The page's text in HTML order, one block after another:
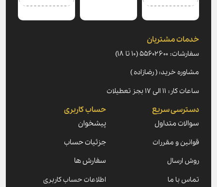
خدمات مشتریان
سفارشات: ۵۵۶۰۲۶۰۰ (۱۰ تا ۱۸)
مشاوره خرید: ( رضازاده )
ساعات کار: ۱۱ الی ۱۷ بجز تعطیلات
دسترسی سریع
سوالات متداول
قوانین و مقررات
روش ارسال
تماس با ما
حساب کاربری
پیشخوان
جزئیات حساب
سفارش ها
اطلاعات حساب کاربری